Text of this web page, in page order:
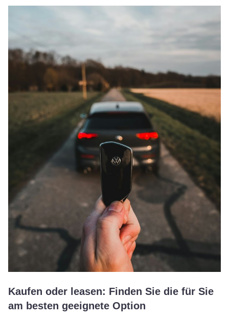
Kaufen oder leasen: Finden Sie die für Sie
am besten geeignete Option